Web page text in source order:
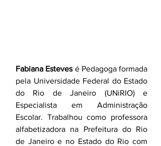
Fabiana Esteves é Pedagoga formada
pela Universidade Federal do Estado
do Rio de Janeiro (UNiRIO) e
Especialista em Administração
Escolar. Trabalhou como professora
alfabetizadora na Prefeitura do Rio
de Janeiro e no Estado do Rio com